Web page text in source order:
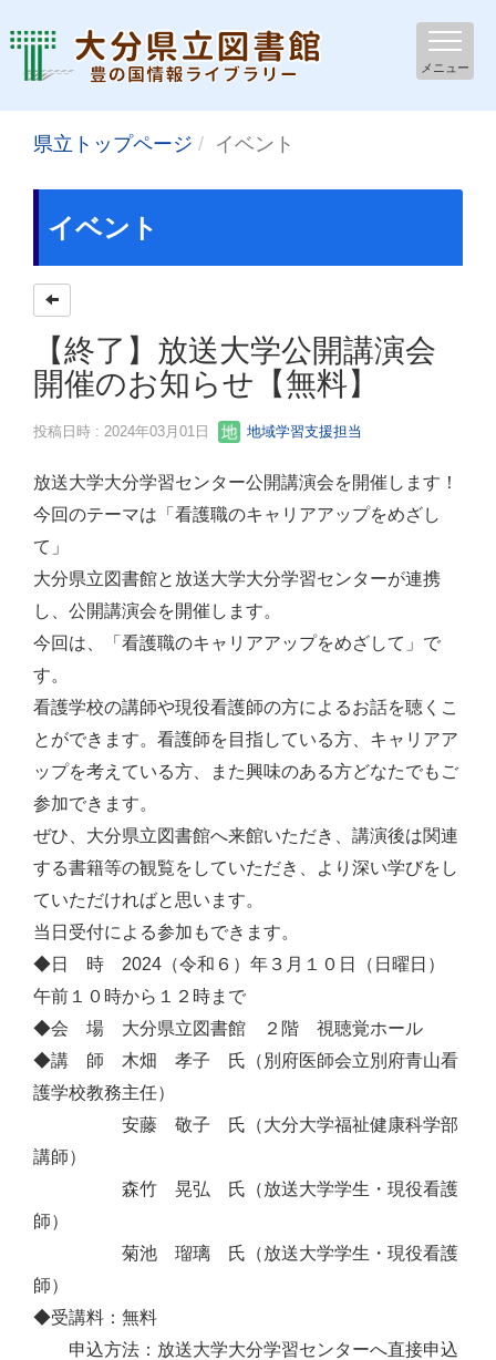
メニュー
県立トップページ イベント
イベント
【終了】放送大学公開講演会
開催のお知らせ【無料】
投稿日時 : 2024年03月01日 地域学習支援担当
放送大学大分学習センター公開講演会を開催します！
今回のテーマは「看護職のキャリアアップをめざし
て」
大分県立図書館と放送大学大分学習センターが連携
し、公開講演会を開催します。
今回は、「看護職のキャリアアップをめざして」で
す。
看護学校の講師や現役看護師の方によるお話を聴くこ
とができます。看護師を目指している方、キャリアア
ップを考えている方、また興味のある方どなたでもご
参加できます。
ぜひ、大分県立図書館へ来館いただき、講演後は関連
する書籍等の観覧をしていただき、より深い学びをし
ていただければと思います。
当日受付による参加もできます。
◆日 時 2024（令和６）年３月１０日（日曜日）
午前１０時から１２時まで
◆会 場 大分県立図書館 ２階 視聴覚ホール
◆講 師 木畑 孝子 氏（別府医師会立別府青山看
護学校教務主任）
安藤 敬子 氏（大分大学福祉健康科学部
講師）
森竹 晃弘 氏（放送大学学生・現役看護
師）
菊池 瑠璃 氏（放送大学学生・現役看護
師）
◆受講料：無料
申込方法：放送大学大分学習センターへ直接申込